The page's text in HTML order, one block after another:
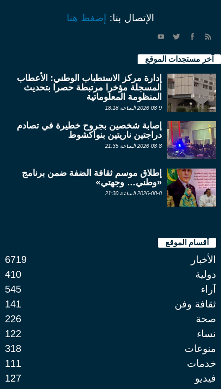
الإتصال بنا: إضغط هنا
آخر مستجدات الموقع
إدارة مركز الاستطباب الوطني: الأعطاب
المسجلة مؤخرا مرتبطة حصرا بتحديث
المنظومة المعلوماتية
2026-08-9 الساعة 18:18
إصابة شخصين بجروح خطيرة في تصادم
دراجتين ناريتين بنواكشوط
2026-08-8 الساعة 21:35
إطلاق موسم ثقافة الضفة ضمن برنامج
«وطني… وجهتي»
2026-08-8 الساعة 21:30
أقسام الموقع
الأخبار
6719
دولية
410
آراء
545
ثقافة وفن
141
صحة
226
نساء
122
منوعات
318
خدمات
111
فيديو
127